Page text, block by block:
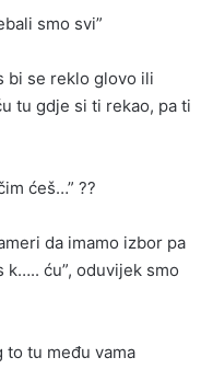
smo svi”
bi se reklo glovo ili
tu gdje si ti rekao, pa ti
ćeš…” ??
da imamo izbor pa
k….. ću”, oduvijek smo
to tu među vama